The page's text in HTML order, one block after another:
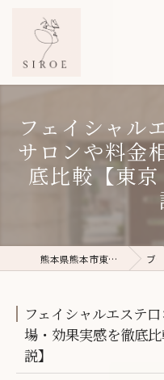
フェイシャル
サロンや料金
底比較【東
熊本県熊本市東区のフェイシャルエステならSIROE ブログ
フェイシャルエステ
場・効果実感を徹底
説】